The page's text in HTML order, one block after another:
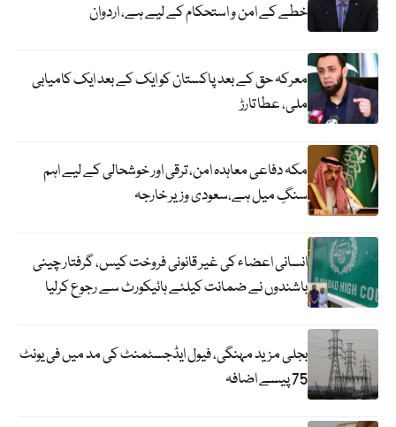
خطے کے امن و استحکام کے لیے ہے، اردوان
معرکہ حق کے بعد پاکستان کو ایک کے بعد ایک کامیابی
ملی، عطا تارڑ
مکہ دفاعی معاہدہ امن، ترقی اور خوشحالی کے لیے اہم
سنگِ میل ہے،سعودی وزیر خارجہ
انسانی اعضاء کی غیر قانونی فروخت کیس، گرفتار چینی
باشندوں نے ضمانت کیلئے ہائیکورٹ سے رجوع کرلیا
بجلی مزید مہنگی، فیول ایڈجسٹمنٹ کی مد میں فی یونٹ
75 پیسے اضافہ